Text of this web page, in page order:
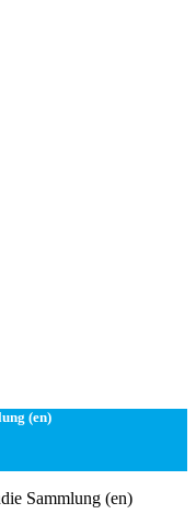
(en)
Sammlung (en)